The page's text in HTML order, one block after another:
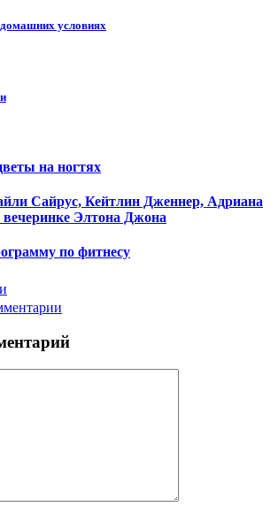
домашних условиях
на ногтях
Сайрус, Кейтлин Дженнер, Адриана
Элтона Джона
по фитнесу